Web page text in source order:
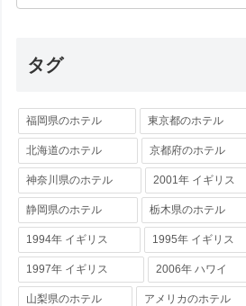
タグ
福岡県のホテル 東京都のホテル
北海道のホテル 京都府のホテル
神奈川県のホテル 2001年 イギリス
静岡県のホテル 栃木県のホテル
1994年 イギリス 1995年 イギリス
1997年 イギリス 2006年 ハワイ
山梨県のホテル アメリカのホテル